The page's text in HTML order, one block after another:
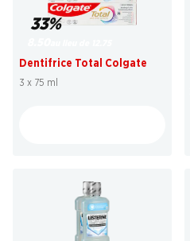
33%
Dentifrice Total Colgate
3 x 75 ml